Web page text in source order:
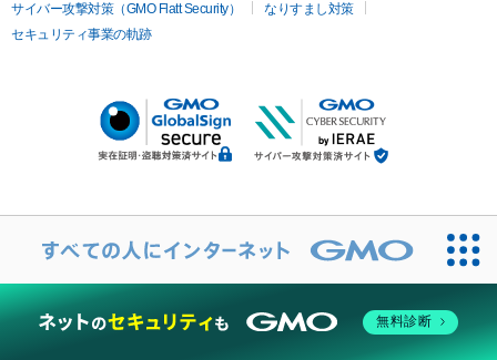
サイバー攻撃対策（GMO Flatt Security）
なりすまし対策
セキュリティ事業の軌跡
無料診断